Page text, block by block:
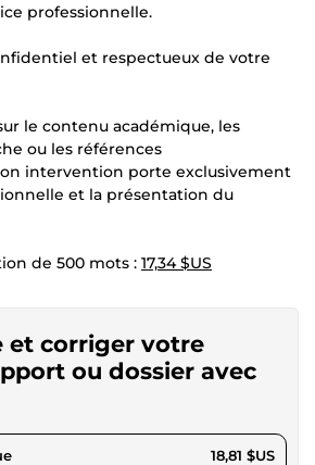
professionnelle.
et respectueux de votre
le contenu académique, les
ou les références
intervention porte exclusivement
et la présentation du
de 500 mots : 17,34 $US
et corriger votre
ou dossier avec
pour 17,34 $US 18,81 $US